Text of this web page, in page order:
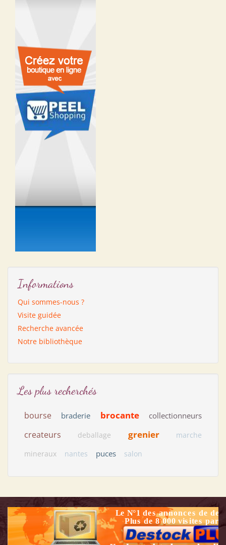
Informations
Qui sommes-nous ?
Visite guidée
Recherche avancée
Notre bibliothèque
Les plus recherchés
bourse braderie brocante collectionneurs
createurs deballage grenier
marche
mineraux
nantes puces salon